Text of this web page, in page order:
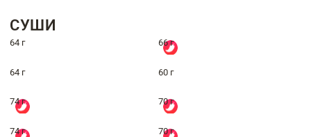
СУШИ
64 г 66 г
64 г 60 г
74 г 70 г
74 г 70 г